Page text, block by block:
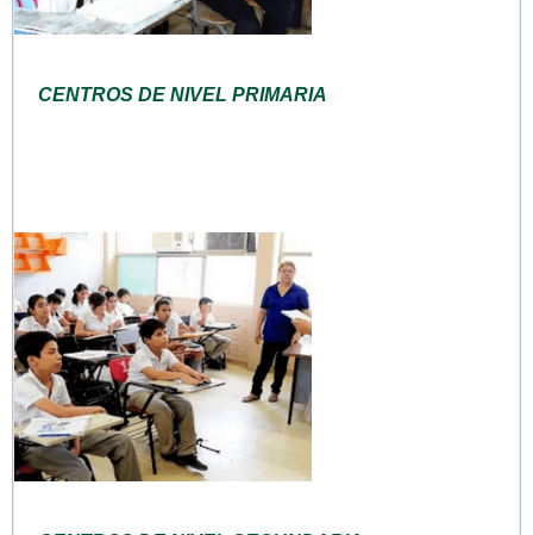
CENTROS DE NIVEL PRIMARIA